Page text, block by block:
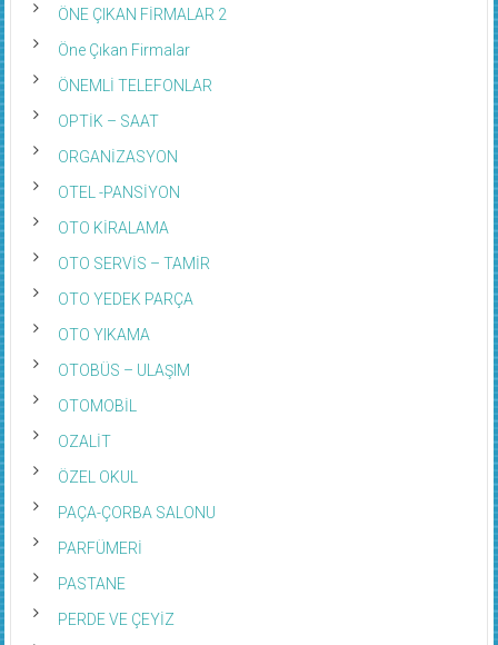
ÖNE ÇIKAN FİRMALAR 2
Öne Çıkan Firmalar
ÖNEMLİ TELEFONLAR
OPTİK – SAAT
ORGANİZASYON
OTEL -PANSİYON
OTO KİRALAMA
OTO SERVİS – TAMİR
OTO YEDEK PARÇA
OTO YIKAMA
OTOBÜS – ULAŞIM
OTOMOBİL
OZALİT
ÖZEL OKUL
PAÇA-ÇORBA SALONU
PARFÜMERİ
PASTANE
PERDE VE ÇEYİZ